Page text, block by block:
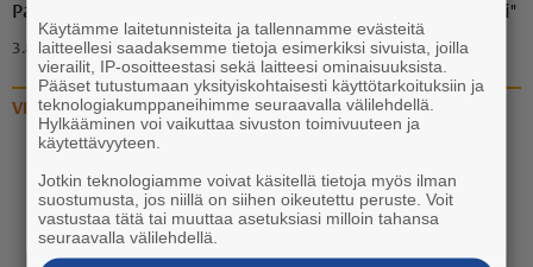
Pakina: "Ammuu! Eräänä iltana puuttuva palanen löytyi"
3.8. 18:00
VIDEOT
katoaminen Euran
koulukeskuksen katukuvasta
käynnistyi
Käytämme laitetunnisteita ja tallennamme evästeitä
laitteellesi saadaksemme tietoja esimerkiksi sivuista, joilla
vierailit, IP-osoitteestasi sekä laitteesi ominaisuuksista.
Pääset tutustumaan yksityiskohtaisesti käyttötarkoituksiin ja
teknologiakumppaneihimme seuraavalla välilehdellä.
Hylkääminen voi vaikuttaa sivuston toimivuuteen ja
käytettävyyteen.
Jotkin teknologiamme voivat käsitellä tietoja myös ilman
suostumusta, jos niillä on siihen oikeutettu peruste. Voit
vastustaa tätä tai muuttaa asetuksiasi milloin tahansa
seuraavalla välilehdellä.